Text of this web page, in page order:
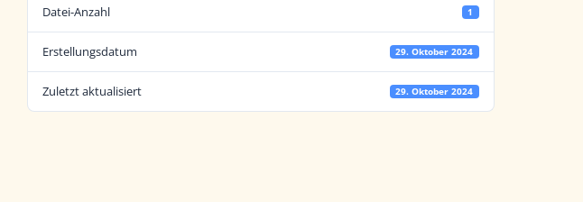
Datei-Anzahl 1
Erstellungsdatum 29. Oktober 2024
Zuletzt aktualisiert 29. Oktober 2024